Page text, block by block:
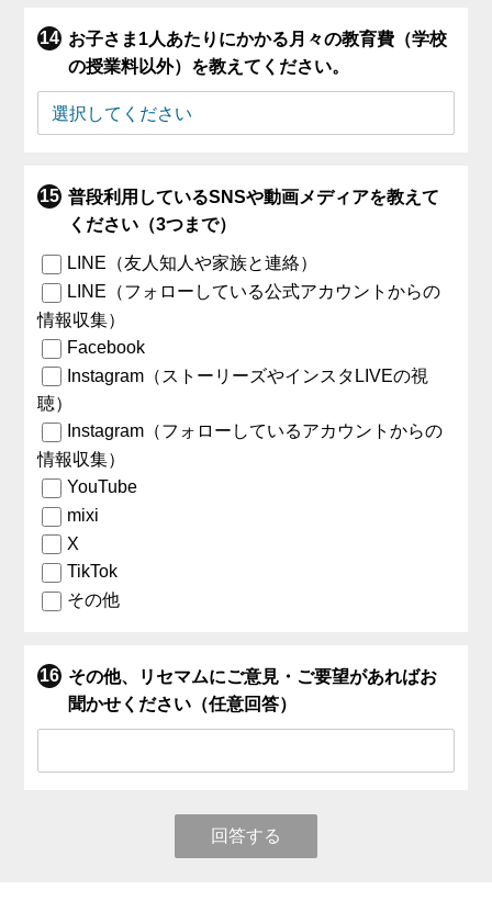
お子さま1人あたりにかかる月々の教育費（学校
の授業料以外）を教えてください。
普段利用しているSNSや動画メディアを教えて
ください（3つまで）
LINE（友人知人や家族と連絡）
LINE（フォローしている公式アカウントからの
情報収集）
Facebook
Instagram（ストーリーズやインスタLIVEの視
聴）
Instagram（フォローしているアカウントからの
情報収集）
YouTube
mixi
X
TikTok
その他
その他、リセマムにご意見・ご要望があればお
聞かせください（任意回答）
回答する